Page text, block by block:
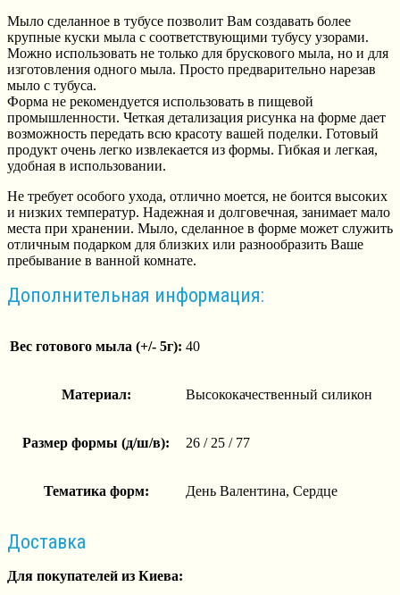
Мыло сделанное в тубусе позволит Вам создавать более
крупные куски мыла с соответствующими тубусу узорами.
Можно использовать не только для брускового мыла, но и для
изготовления одного мыла. Просто предварительно нарезав
мыло с тубуса.
Форма не рекомендуется использовать в пищевой
промышленности. Четкая детализация рисунка на форме дает
возможность передать всю красоту вашей поделки. Готовый
продукт очень легко извлекается из формы. Гибкая и легкая,
удобная в использовании.
Не требует особого ухода, отлично моется, не боится высоких
и низких температур. Надежная и долговечная, занимает мало
места при хранении. Мыло, сделанное в форме может служить
отличным подарком для близких или разнообразить Ваше
пребывание в ванной комнате.
Дополнительная информация:
Вес готового мыла (+/- 5г): 40
Материал: Высококачественный силикон
Размер формы (д/ш/в): 26 / 25 / 77
Тематика форм: День Валентина, Сердце
Доставка
Для покупателей из Киева: